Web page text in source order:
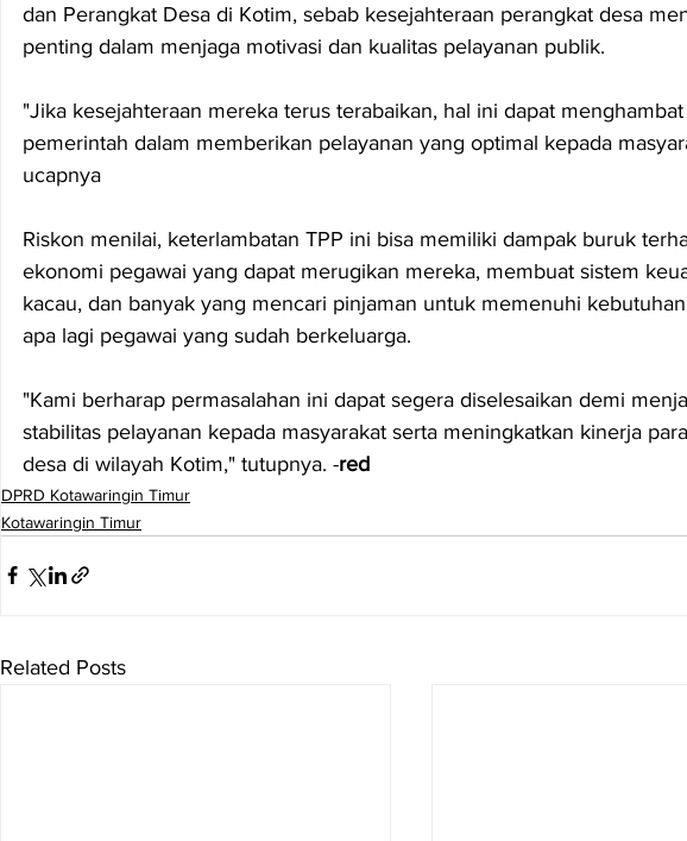
dan Perangkat Desa di Kotim, sebab kesejahteraan perangkat desa
penting dalam menjaga motivasi dan kualitas pelayanan publik.
"Jika kesejahteraan mereka terus terabaikan, hal ini dapat
pemerintah dalam memberikan pelayanan yang optimal kepada
ucapnya
Riskon menilai, keterlambatan TPP ini bisa memiliki dampak buruk
ekonomi pegawai yang dapat merugikan mereka, membuat sistem
kacau, dan banyak yang mencari pinjaman untuk memenuhi
apa lagi pegawai yang sudah berkeluarga.
"Kami berharap permasalahan ini dapat segera diselesaikan demi
stabilitas pelayanan kepada masyarakat serta meningkatkan kinerja
desa di wilayah Kotim," tutupnya. -red
DPRD Kotawaringin Timur
Kotawaringin Timur
Related Posts